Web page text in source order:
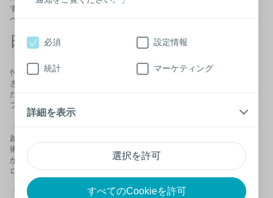
選択を許可
すべてのCookieを許可
必須 設定情報
統計 マーケティング
詳細を表示
す」。
ヘイゼル
日常生活への復帰
時間が経つにつれ、周囲の方は私が装着しているストーマ袋に気
付かないことを実感しています。手術前にしていたことは何でもで
きています。 手術前はできていたのに現在はできなくなってしまっ
た趣味や活動はありません」。
フィオナ
「最初は、とてもつらかったです。 でも、夫や友人の助けで、乗り
越えることができました。 現在はストーマ袋も自分で交換でき、手
術前にやっていたふつうのことは全部できます。 時にはストーマ袋
があることを忘れてしまうほどです」。
ローズマリー
「大切なのは、手術前と同じ生活に戻ることです。 担当のストーマ